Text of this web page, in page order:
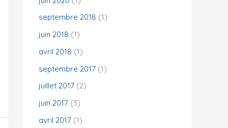
septembre 2018 (1)
juin 2018 (1)
avril 2018 (1)
septembre 2017 (1)
juillet 2017 (2)
juin 2017 (3)
avril 2017 (1)